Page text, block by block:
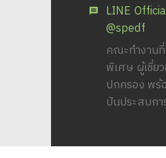
LINE
คณะทำงาน
ผู้เชี่ยวชาญห
พร้อมให้คำ
ประสบการ